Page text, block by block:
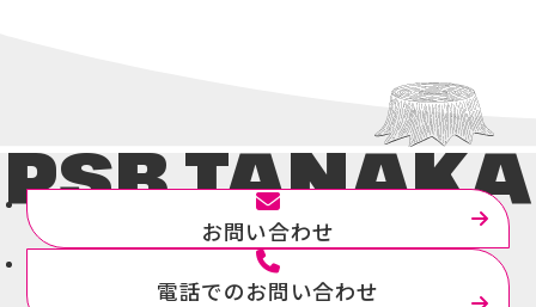
PSB.TANAKA
お問い合わせ
電話でのお問い合わせ